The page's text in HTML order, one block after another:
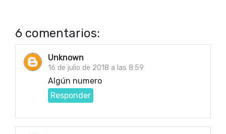
6 comentarios:
Unknown
16 de julio de 2018 a las 8:59
Algún numero
Responder